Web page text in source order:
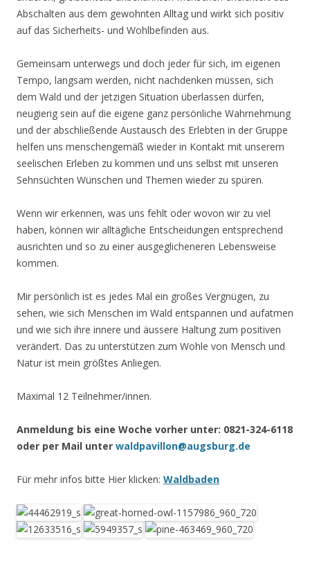
Abschalten aus dem gewohnten Alltag und wirkt sich positiv
auf das Sicherheits- und Wohlbefinden aus.
Gemeinsam unterwegs und doch jeder für sich, im eigenen
Tempo, langsam werden, nicht nachdenken müssen, sich
dem Wald und der jetzigen Situation überlassen dürfen,
neugierig sein auf die eigene ganz persönliche Wahrnehmung
und der abschließende Austausch des Erlebten in der Gruppe
helfen uns menschengemäß wieder in Kontakt mit unserem
seelischen Erleben zu kommen und uns selbst mit unseren
Sehnsüchten Wünschen und Themen wieder zu spüren.
Wenn wir erkennen, was uns fehlt oder wovon wir zu viel
haben, können wir alltägliche Entscheidungen entsprechend
ausrichten und so zu einer ausgeglicheneren Lebensweise
kommen.
Mir persönlich ist es jedes Mal ein großes Vergnügen, zu
sehen, wie sich Menschen im Wald entspannen und aufatmen
und wie sich ihre innere und äussere Haltung zum positiven
verändert. Das zu unterstützen zum Wohle von Mensch und
Natur ist mein größtes Anliegen.
Maximal 12 Teilnehmer/innen.
Anmeldung bis eine Woche vorher unter: 0821-324-6118
oder per Mail unter waldpavillon@augsburg.de
Für mehr infos bitte Hier klicken: Waldbaden